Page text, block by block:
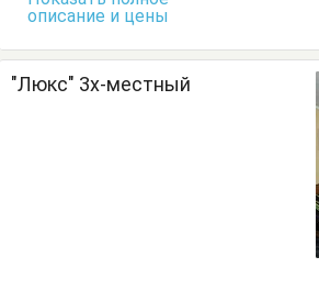
описание и цены
"Люкс" 3х-местный